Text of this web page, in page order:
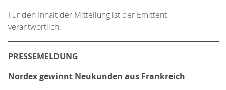
Für den Inhalt der Mitteilung ist der Emittent
verantwortlich.
PRESSEMELDUNG
Nordex gewinnt Neukunden aus Frankreich